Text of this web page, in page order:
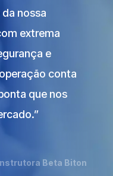
nossa
extrema
e
conta
que nos
Beta Biton